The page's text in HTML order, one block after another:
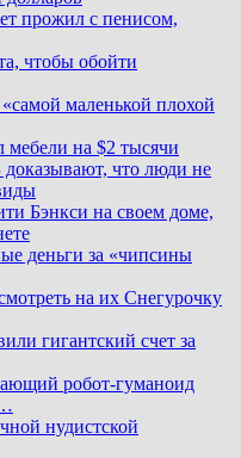
прожил с пенисом,
чтобы обойти
маленькой плохой
на $2 тысячи
что люди не
Бэнкси на своем доме,
деньги за «чипсины
на их Снегурочку
гигантский счет за
робот-гуманоид
нудистской